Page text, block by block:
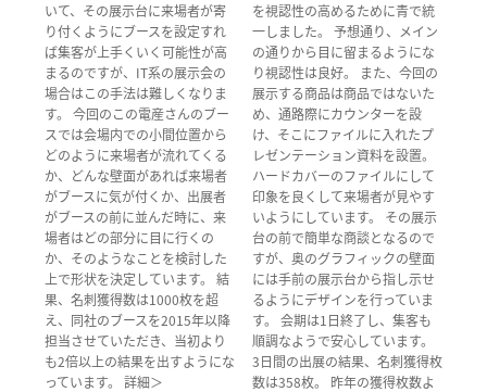
いて、その展示台に来場者が寄
り付くようにブースを設定すれ
ば集客が上手くいく可能性が高
まるのですが、IT系の展示会の
場合はこの手法は難しくなりま
す。 今回のこの電産さんのブー
スでは会場内での小間位置から
どのように来場者が流れてくる
か、どんな壁面があれば来場者
がブースに気が付くか、出展者
がブースの前に並んだ時に、来
場者はどの部分に目に行くの
か、そのようなことを検討した
上で形状を決定しています。 結
果、名刺獲得数は1000枚を超
え、同社のブースを2015年以降
担当させていただき、当初より
も2倍以上の結果を出すようにな
っています。 詳細＞
を視認性の高めるために青で統
一しました。 予想通り、メイン
の通りから目に留まるようにな
り視認性は良好。 また、今回の
展示する商品は商品ではないた
め、通路際にカウンターを設
け、そこにファイルに入れたプ
レゼンテーション資料を設置。
ハードカバーのファイルにして
印象を良くして来場者が見やす
いようにしています。 その展示
台の前で簡単な商談となるので
すが、奥のグラフィックの壁面
には手前の展示台から指し示せ
るようにデザインを行っていま
す。 会期は1日終了し、集客も
順調なようで安心しています。
3日間の出展の結果、名刺獲得枚
数は358枚。 昨年の獲得枚数よ